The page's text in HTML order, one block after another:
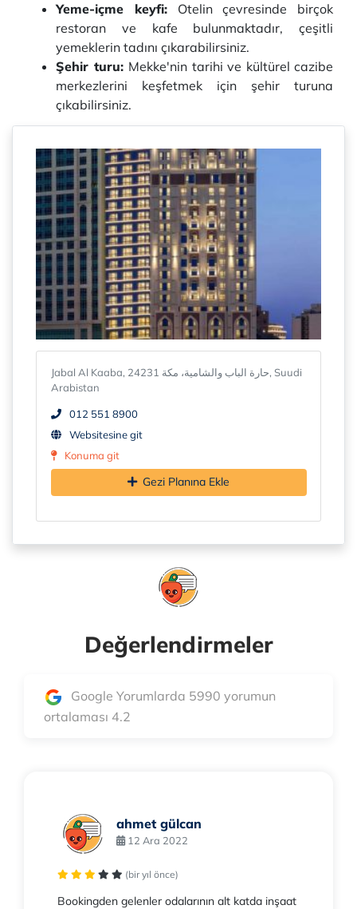
Yeme-içme keyfi:Otelin çevresinde birçok
restoran ve kafe bulunmaktadır, çeşitli
yemeklerin tadını çıkarabilirsiniz.
Şehir turu: Mekke'nin tarihi ve kültürel cazibe
merkezlerini keşfetmek için şehir turuna
çıkabilirsiniz.
Jabal Al Kaaba, حارة الباب والشامية، مكة 24231, Suudi
Arabistan
012 551 8900
Websitesine git
Konuma git
Gezi Planına Ekle
Değerlendirmeler
Google Yorumlarda 5990 yorumun
ortalaması 4.2
ahmet gülcan
12 Ara 2022
(bir yıl önce)
Bookingden gelenler odalarının alt katda inşaat